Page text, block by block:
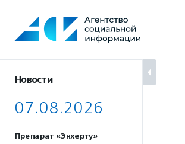
содержанию
Новости
07.08.2026
Препарат «Энхерту»